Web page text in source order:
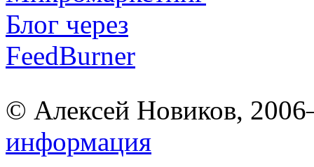
© Алексей Новиков,
информация